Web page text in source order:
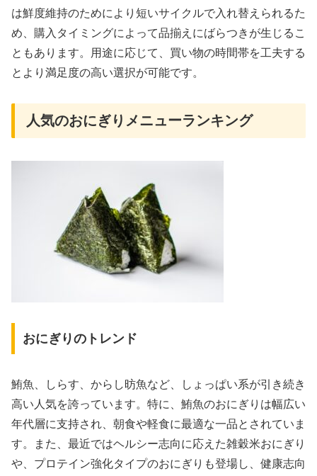
は鮮度維持のためにより短いサイクルで入れ替えられるた
め、購入タイミングによって品揃えにばらつきが生じるこ
ともあります。用途に応じて、買い物の時間帯を工夫する
とより満足度の高い選択が可能です。
人気のおにぎりメニューランキング
おにぎりのトレンド
鮪魚、しらす、からし昉魚など、しょっぱい系が引き続き
高い人気を誇っています。特に、鮪魚のおにぎりは幅広い
年代層に支持され、朝食や軽食に最適な一品とされていま
す。また、最近ではヘルシー志向に応えた雑穀米おにぎり
や、プロテイン強化タイプのおにぎりも登場し、健康志向